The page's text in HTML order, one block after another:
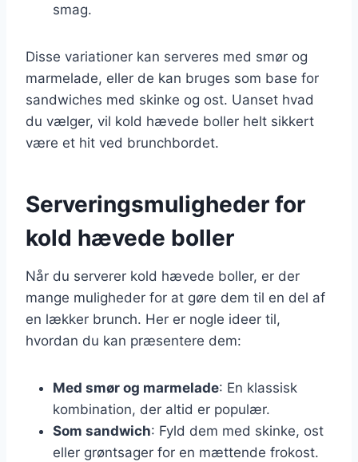
smag.
Disse variationer kan serveres med smør og
marmelade, eller de kan bruges som base for
sandwiches med skinke og ost. Uanset hvad
du vælger, vil kold hævede boller helt sikkert
være et hit ved brunchbordet.
Serveringsmuligheder for
kold hævede boller
Når du serverer kold hævede boller, er der
mange muligheder for at gøre dem til en del af
en lækker brunch. Her er nogle ideer til,
hvordan du kan præsentere dem:
Med smør og marmelade: En klassisk
kombination, der altid er populær.
Som sandwich: Fyld dem med skinke, ost
eller grøntsager for en mættende frokost.